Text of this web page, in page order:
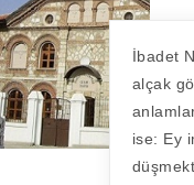
İbadet
alçak
ise: Ey